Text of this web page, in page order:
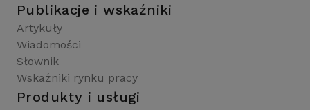
Publikacje i wskaźniki
Artykuły
Wiadomości
Słownik
Wskaźniki rynku pracy
Produkty i usługi